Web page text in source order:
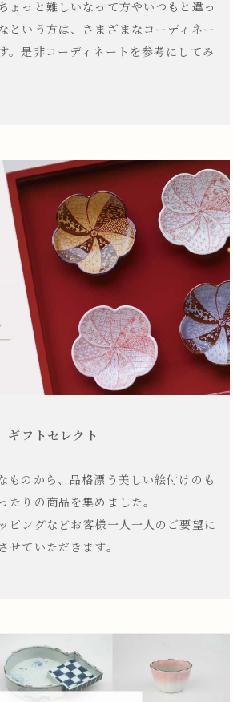
ょっと難しいなって方やいつもと違っ
という方は、さまざまなコーディネー
。是非コーディネートを参考にしてみ
ギフトセレクト
ものから、品格漂う美しい絵付けのも
たりの商品を集めました。
ピングなどお客様一人一人のご要望に
せていただきます。